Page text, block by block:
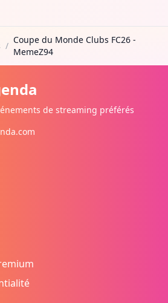
/
Coupe du Monde Clubs FC26 -
MemeZ94
de streaming préférés